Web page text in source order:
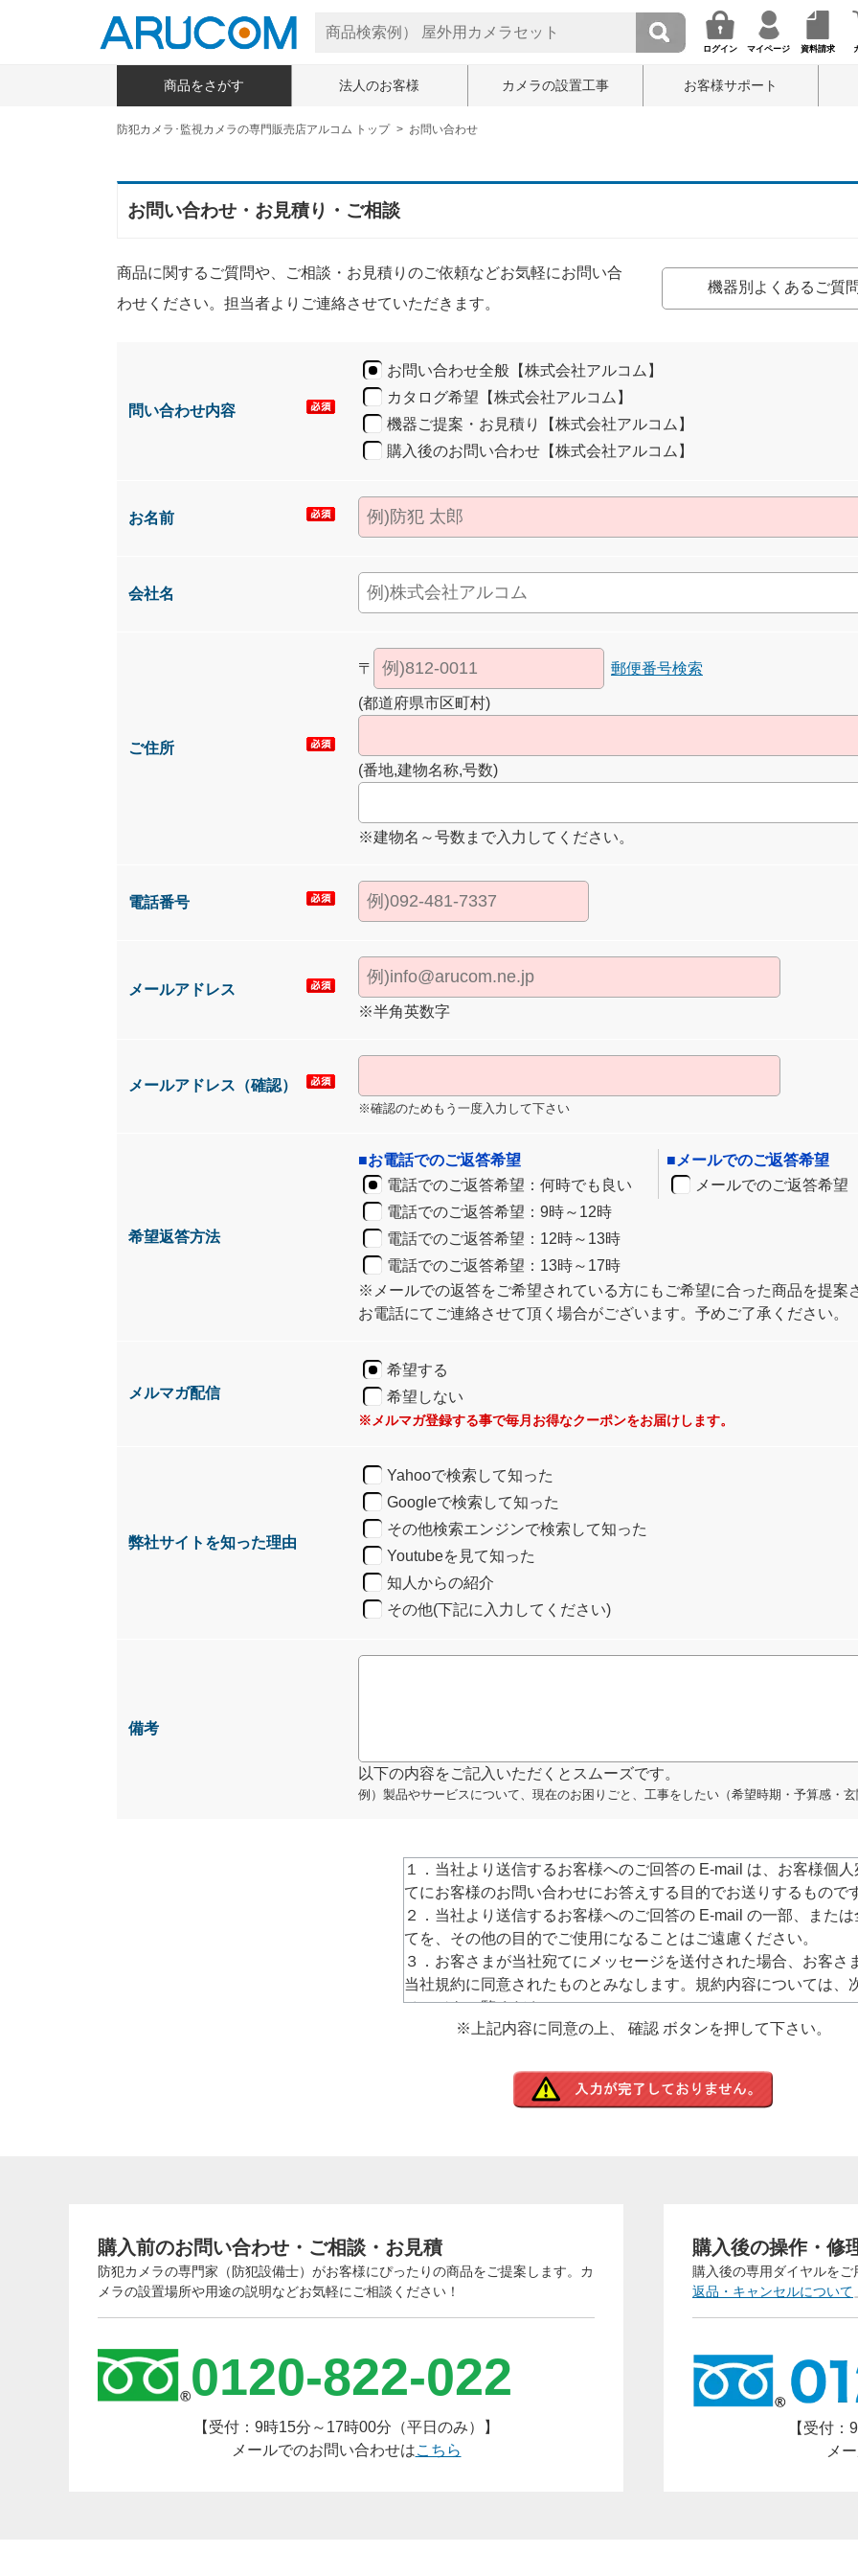
ログイン マイページ 資料請求
商品をさがす 法人のお客様 カメラの設置工事 お客様サポート
防犯カメラ･監視カメラの専門販売店アルコム トップ お問い合わせ
お問い合わせ・お見積り・ご相談
商品に関するご質問や、ご相談・お見積りのご依頼などお気軽にお問い合
わせください。担当者よりご連絡させていただきます。
機器別よくあるご質問
問い合わせ内容
お問い合わせ全般【株式会社アルコム】
カタログ希望【株式会社アルコム】
機器ご提案・お見積り【株式会社アルコム】
購入後のお問い合わせ【株式会社アルコム】
お名前
会社名
ご住所
〒 郵便番号検索
(都道府県市区町村)
(番地,建物名称,号数)
※建物名～号数まで入力してください。
電話番号
メールアドレス
※半角英数字
メールアドレス（確認）
※確認のためもう一度入力して下さい
希望返答方法
■お電話でのご返答希望
電話でのご返答希望：何時でも良い
電話でのご返答希望：9時～12時
電話でのご返答希望：12時～13時
電話でのご返答希望：13時～17時
■メールでのご返答希望
メールでのご返答希望
※メールでの返答をご希望されている方にもご希望に合った商品を提案
お電話にてご連絡させて頂く場合がございます。予めご了承ください。
メルマガ配信
希望する
希望しない
※メルマガ登録する事で毎月お得なクーポンをお届けします。
弊社サイトを知った理由
Yahooで検索して知った
Googleで検索して知った
その他検索エンジンで検索して知った
Youtubeを見て知った
知人からの紹介
その他(下記に入力してください)
備考
以下の内容をご記入いただくとスムーズです。
例）製品やサービスについて、現在のお困りごと、工事をしたい（希望時期・予算感・
１．当社より送信するお客様へのご回答の E-mail は、お客様個人
てにお客様のお問い合わせにお答えする目的でお送りするもので
２．当社より送信するお客様へのご回答の E-mail の一部、または
てを、その他の目的でご使用になることはご遠慮ください。
３．お客さまが当社宛てにメッセージを送付された場合、お客さ
当社規約に同意されたものとみなします。規約内容については、
ページをご覧ください。
https://www.arucom.ne.jp/rule/index.html
話での確認や電話・Fax・郵送でのご回答をさせて頂きますので、
ず電話番号、Fax番号や名前、住所等のご記入をお願いいたします
６．土日・祝祭日を挟んだ場合およびご質問の内容によっては、
答までに日数がかかる場合がございます。予めご了承ください。
※上記内容に同意の上、 確認 ボタンを押して下さい。
購入前のお問い合わせ・ご相談・お見積
防犯カメラの専門家（防犯設備士）がお客様にぴったりの商品をご提案します。カ
メラの設置場所や用途の説明などお気軽にご相談ください！
0120-822-022
【受付：9時15分～17時00分（平日のみ）】
メールでのお問い合わせはこちら
購入後の操作・修
購入後の専用ダイヤルを
返品・キャンセルについて
【受付
メ